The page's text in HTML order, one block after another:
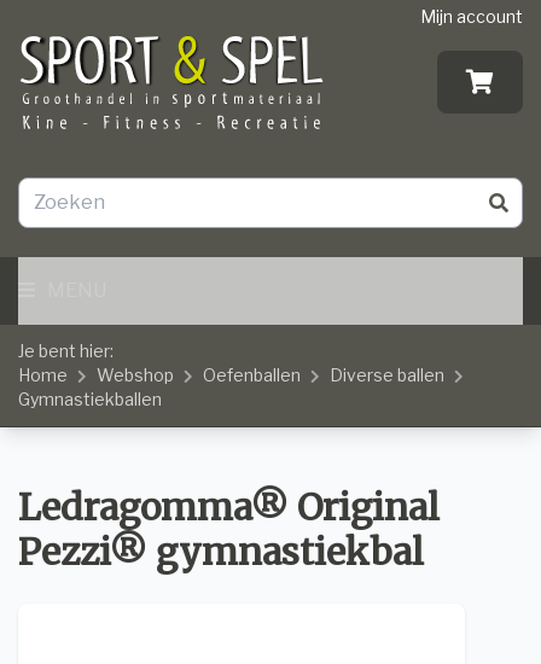
Mijn account
Je bent hier:
Home
Webshop Oefenballen
Diverse ballen
Gymnastiekballen
Ledragomma® Original
Pezzi® gymnastiekbal